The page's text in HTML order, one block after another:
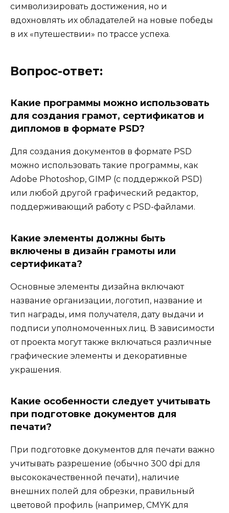
символизировать достижения, но и
вдохновлять их обладателей на новые победы
в их «путешествии» по трассе успеха.
Вопрос-ответ:
Какие программы можно использовать
для создания грамот, сертификатов и
дипломов в формате PSD?
Для создания документов в формате PSD
можно использовать такие программы, как
Adobe Photoshop, GIMP (с поддержкой PSD)
или любой другой графический редактор,
поддерживающий работу с PSD-файлами.
Какие элементы должны быть
включены в дизайн грамоты или
сертификата?
Основные элементы дизайна включают
название организации, логотип, название и
тип награды, имя получателя, дату выдачи и
подписи уполномоченных лиц. В зависимости
от проекта могут также включаться различные
графические элементы и декоративные
украшения.
Какие особенности следует учитывать
при подготовке документов для
печати?
При подготовке документов для печати важно
учитывать разрешение (обычно 300 dpi для
высококачественной печати), наличие
внешних полей для обрезки, правильный
цветовой профиль (например, CMYK для